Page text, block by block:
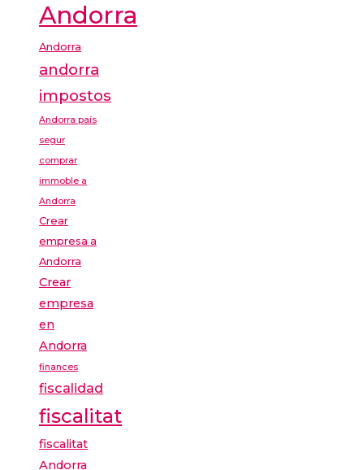
Andorra
Andorra
andorra
impostos
Andorra país
segur
comprar
immoble a
Andorra
Crear
empresa a
Andorra
Crear
empresa
en
Andorra
finances
fiscalidad
fiscalitat
fiscalitat
Andorra